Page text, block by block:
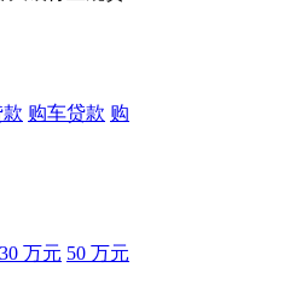
购车贷款 购
30 万元 50 万元